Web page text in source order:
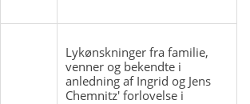
Lykønskninger fra familie,
venner og bekendte i
anledning af Ingrid og Jens
Chemnitz' forlovelse i